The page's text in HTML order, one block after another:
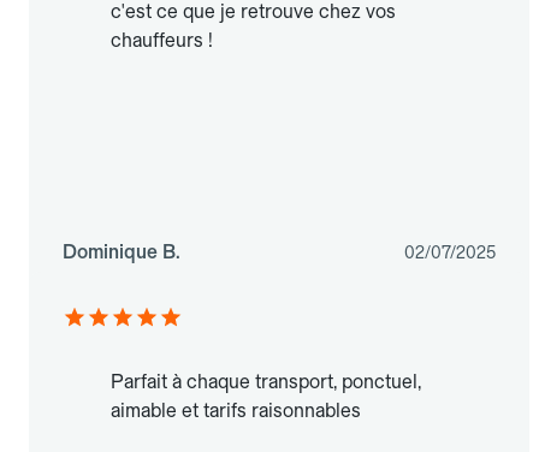
c'est ce que je retrouve chez vos
chauffeurs !
Dominique B. 02/07/2025
Parfait à chaque transport, ponctuel,
aimable et tarifs raisonnables